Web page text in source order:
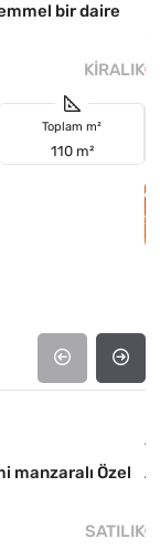
bir daire
KIRALIK
Toplam m²
110 m²
₺
manzaralı Özel
SATILIK₺